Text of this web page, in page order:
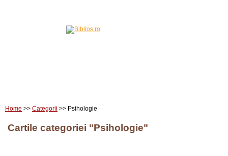
Home >> Categorii >> Psihologie
Cartile categoriei "Psihologie"